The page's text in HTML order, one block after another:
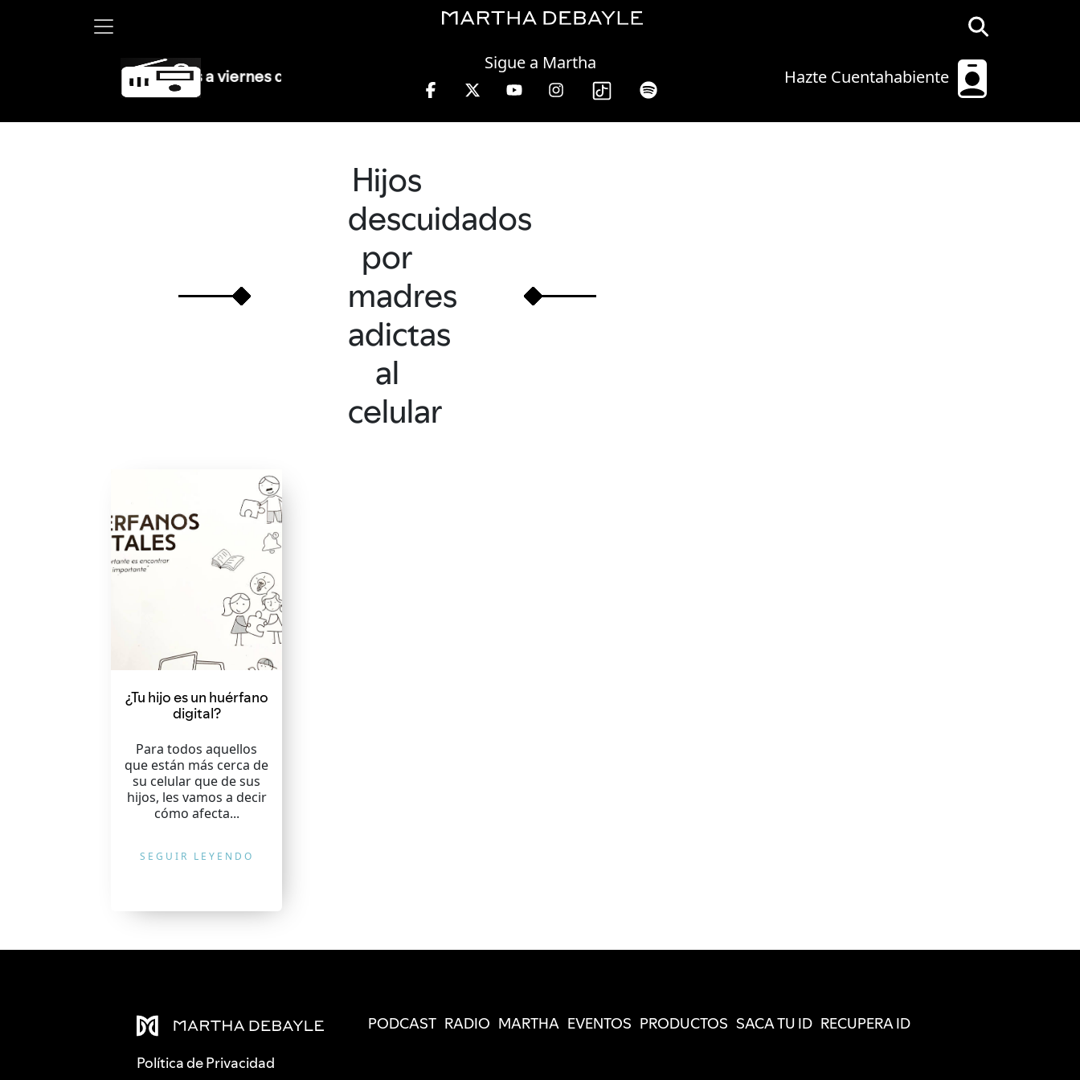
Hazte Cuentahabiente
Sigue a Martha
Debayle en W, lunes a viernes de 10 a 13 hrs.
Hijos
descuidados
por
madres
adictas
al
celular
¿Tu hijo es un huérfano
digital?
Para todos aquellos
que están más cerca de
su celular que de sus
hijos, les vamos a decir
cómo afecta...
SEGUIR LEYENDO
Política de Privacidad
PODCAST RADIO MARTHA EVENTOS PRODUCTOS SACA TU ID RECUPERA ID